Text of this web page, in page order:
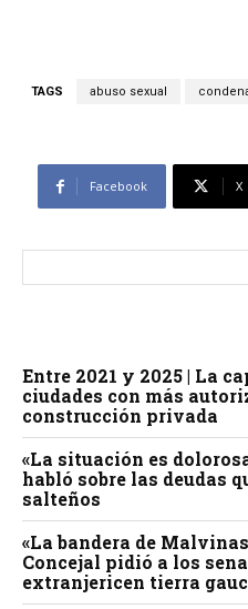
TAGS abuso sexual
Facebook X
Entre 2021 y 2025 | La
ciudades con más
construcción privada
«La situación es
habló sobre las deudas
salteños
«La bandera de
Concejal pidió a los
extranjericen tierra